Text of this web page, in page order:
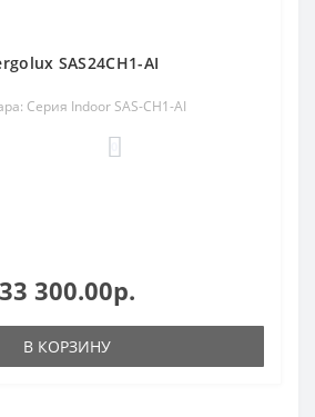
SAS24CH1-AI
Серия Indoor SAS-CH1-AI
33 300.00р.
В КОРЗИНУ